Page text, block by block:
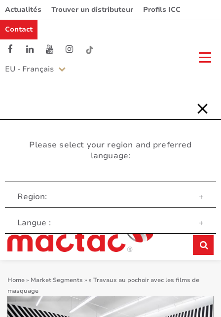
Actualités Trouver un distributeur Profils ICC
Contact
EU - Français
Please select your region and preferred
language:
Region: +
Langue : +
Service Client
Home» Market Segments » » Travaux au pochoir avec les films de
masquage